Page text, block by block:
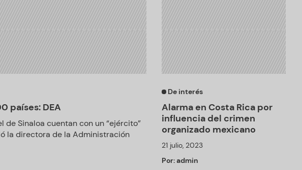
países: DEA
de Sinaloa cuentan con un “ejército”
la directora de la Administración
De interés
Alarma en Costa Rica por
influencia del crimen
organizado mexicano
21 julio, 2023
Por:admin